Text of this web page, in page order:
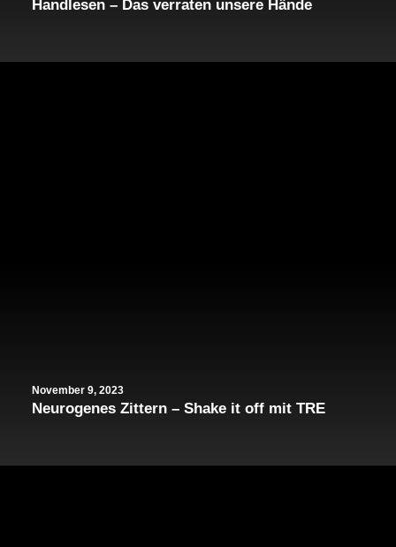
Handlesen – Das verraten unsere Hände
November 9, 2023
Neurogenes Zittern – Shake it off mit TRE